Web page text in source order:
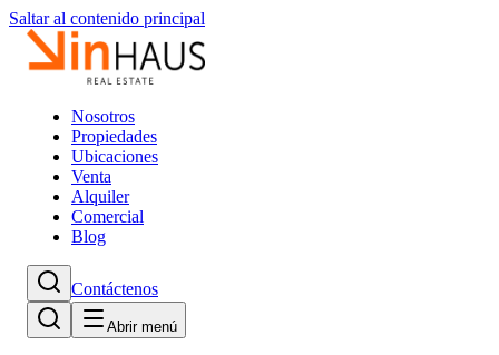
Saltar al contenido principal
Nosotros
Propiedades
Ubicaciones
Venta
Alquiler
Comercial
Blog
Contáctenos
Abrir menú